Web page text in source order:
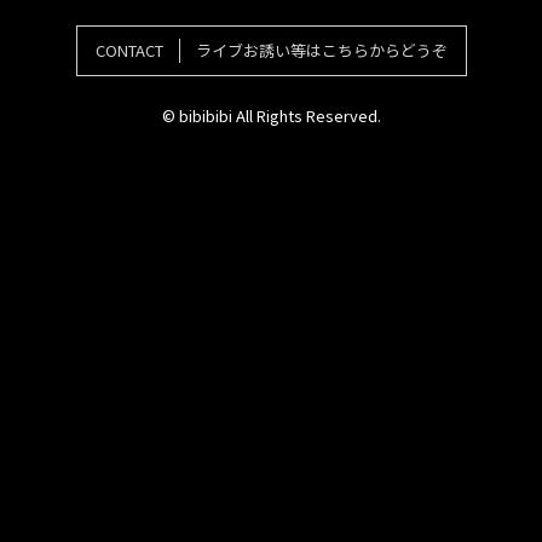
CONTACT ライブお誘い等はこちらからどうぞ
© bibibibi All Rights Reserved.